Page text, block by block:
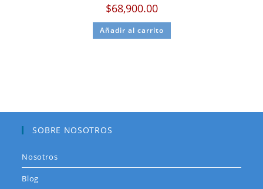
$68,900.00
Añadir al carrito
SOBRE NOSOTROS
Nosotros
Blog